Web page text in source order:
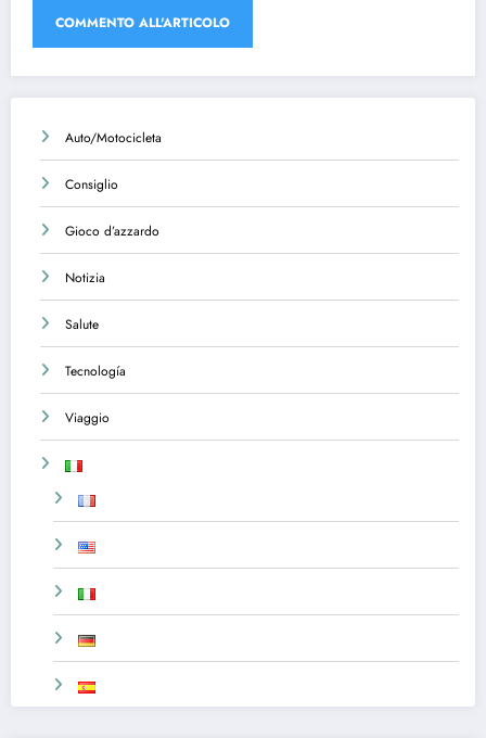
Auto/Motocicleta
Consiglio
Gioco d’azzardo
Notizia
Salute
Tecnología
Viaggio